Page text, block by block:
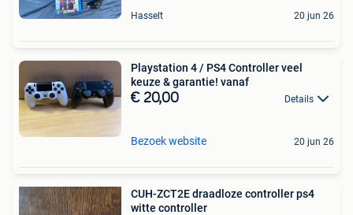
Hasselt 20 jun 26
Playstation 4 / PS4 Controller veel
keuze & garantie! vanaf
€ 20,00 Details
Bezoek website 20 jun 26
CUH-ZCT2E draadloze controller ps4
witte controller